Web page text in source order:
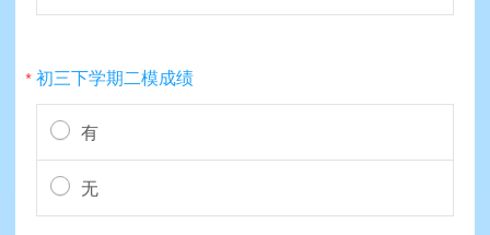
*初三下学期二模成绩
有
无